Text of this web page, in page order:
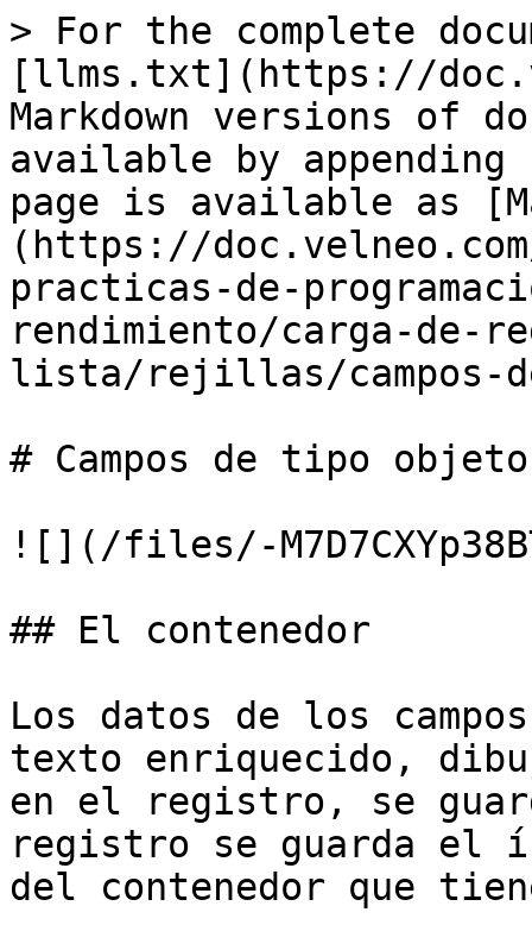
> For the complete
[llms.txt](https://
Markdown versions of
available by
page is available as
(https://
practicas-de-
rendimiento/carga-de-
lista/rejillas/campos-
# Campos de tipo objeto
![](/files/-
## El contenedor
Los datos de los
texto enriquecido,
en el registro, se
registro se guarda el
del contenedor que